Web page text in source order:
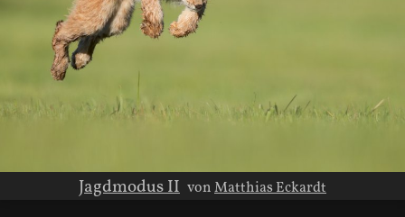
Jagdmodus II vonMatthias Eckardt